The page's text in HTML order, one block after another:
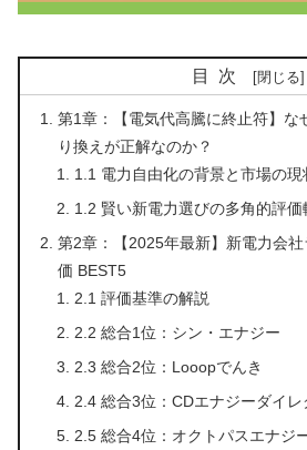
目次
第1章：【電気代高騰に終止符】な
り換えが正解なのか？
1.1 電力自由化の背景と市場の現
1.2 賢い新電力選びの多角的評価
第2章：【2025年最新】新電力会
価 BEST5
2.1 評価基準の解説
2.2 総合1位：シン・エナジー
2.3 総合2位：Looopでんき
2.4 総合3位：CDエナジーダイレ
2.5 総合4位：オクトパスエナジ